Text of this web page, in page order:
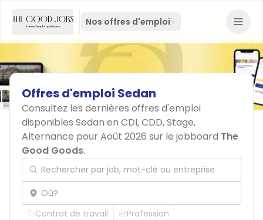
Nos offres d'emploi
Offresd'emploi Sedan
Consultez les dernières offres d'emploi
disponibles Sedan en CDI, CDD, Stage,
Alternance pour Août 2026 sur le jobboard The
Good Goods.
Rechercher par job, mot-clé ou entreprise
Localisation
Contrat de travail Profession